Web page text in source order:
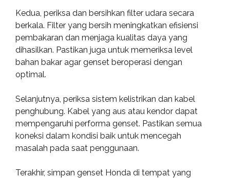
Kedua, periksa dan bersihkan filter udara secara
berkala. Filter yang bersih meningkatkan efisiensi
pembakaran dan menjaga kualitas daya yang
dihasilkan. Pastikan juga untuk memeriksa level
bahan bakar agar genset beroperasi dengan
optimal.
Selanjutnya, periksa sistem kelistrikan dan kabel
penghubung. Kabel yang aus atau kendor dapat
mempengaruhi performa genset. Pastikan semua
koneksi dalam kondisi baik untuk mencegah
masalah pada saat penggunaan.
Terakhir, simpan genset Honda di tempat yang